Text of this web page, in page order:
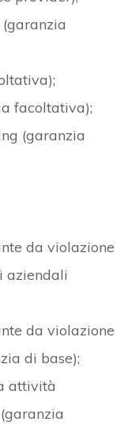
facoltativa);
(garanzia
da violazione
aziendali
da violazione
di base);
attività